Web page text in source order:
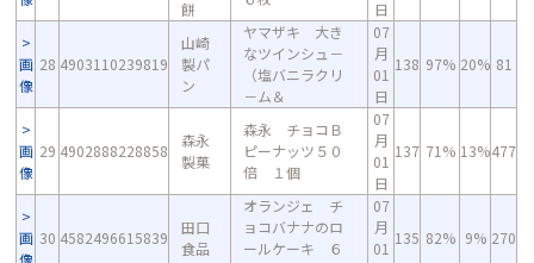
餅 日
画
像
28 4903110239819
山崎
製パ
ン
ヤマザキ 大き
なツインシュ－
（塩バニラクリ
－ム＆
07
月
01
日
138 97% 20% 81
画
像
29 4902888228858
森永
製菓
森永 チョコＢ
ピーナッツ５０
倍 １個
07
月
01
日
137 71% 13%477
画
像
30 4582496615839
田口
食品
オランジェ チ
ョコバナナのロ
ールケーキ ６
07
月
01
135 82% 9% 270